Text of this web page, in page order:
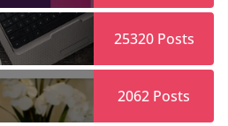
25320Posts
2062 Posts